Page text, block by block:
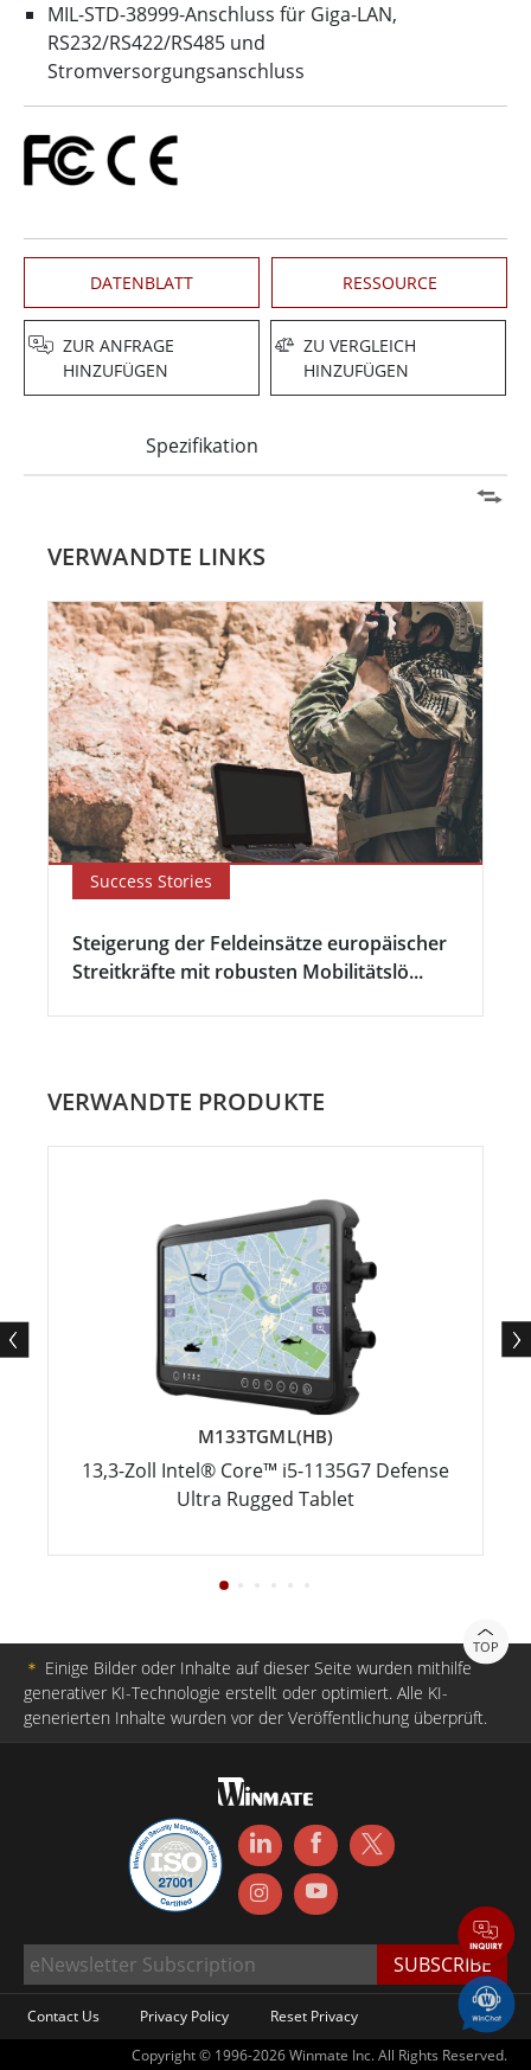
MIL-STD-38999-Anschluss für Giga-LAN,
RS232/RS422/RS485 und
Stromversorgungsanschluss
DATENBLATT RESSOURCE
ZUR ANFRAGE
HINZUFÜGEN
ZU VERGLEICH
HINZUFÜGEN
Spezifikation
VERWANDTE LINKS
Success Stories
Steigerung der Feldeinsätze europäischer
Streitkräfte mit robusten Mobilitätslö...
VERWANDTE PRODUKTE
M133TGML(HB)
13,3-Zoll Intel® Core™ i5-1135G7 Defense
Ultra Rugged Tablet
TOP
＊ Einige Bilder oder Inhalte auf dieser Seite wurden mithilfe
generativer KI-Technologie erstellt oder optimiert. Alle KI-
generierten Inhalte wurden vor der Veröffentlichung überprüft.
Contact Us Privacy Policy
Reset Privacy
Copyright © 1996-2026 Winmate Inc. All Rights Reserved.